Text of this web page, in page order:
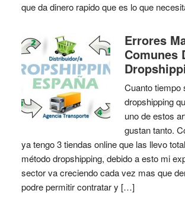
que da dinero rapido que es lo que
Errores
Comunes
Cuanto tiempo
dropshipping
uno de estos
gustan tanto.
ya tengo 3 tiendas online que las llevo
método dropshipping, debido a esto mi
sector va creciendo cada vez mas que
podre permitir contratar y […]